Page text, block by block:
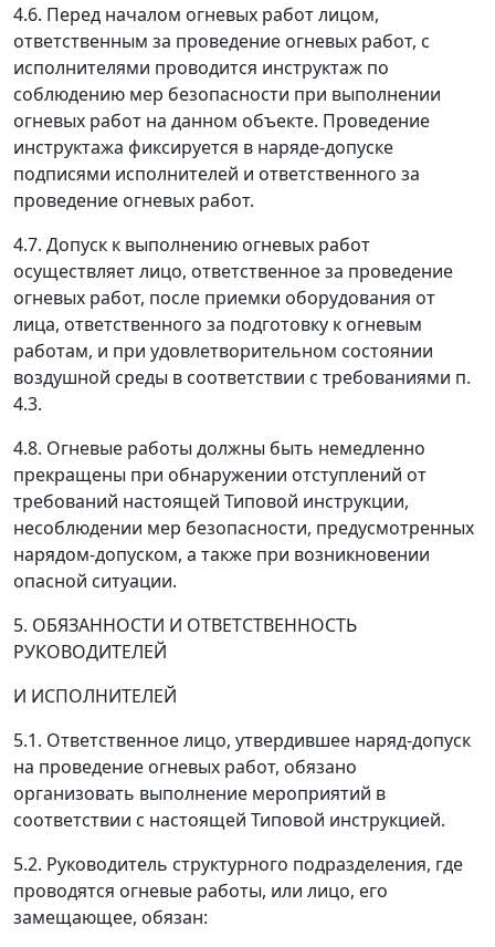
4.6. Перед началом огневых работ лицом,
ответственным за проведение огневых работ, с
исполнителями проводится инструктаж по
соблюдению мер безопасности при выполнении
огневых работ на данном объекте. Проведение
инструктажа фиксируется в наряде-допуске
подписями исполнителей и ответственного за
проведение огневых работ.
4.7. Допуск к выполнению огневых работ
осуществляет лицо, ответственное за проведение
огневых работ, после приемки оборудования от
лица, ответственного за подготовку к огневым
работам, и при удовлетворительном состоянии
воздушной среды в соответствии с требованиями п.
4.3.
4.8. Огневые работы должны быть немедленно
прекращены при обнаружении отступлений от
требований настоящей Типовой инструкции,
несоблюдении мер безопасности, предусмотренных
нарядом-допуском, а также при возникновении
опасной ситуации.
5. ОБЯЗАННОСТИ И ОТВЕТСТВЕННОСТЬ
РУКОВОДИТЕЛЕЙ
И ИСПОЛНИТЕЛЕЙ
5.1. Ответственное лицо, утвердившее наряд-допуск
на проведение огневых работ, обязано
организовать выполнение мероприятий в
соответствии с настоящей Типовой инструкцией.
5.2. Руководитель структурного подразделения, где
проводятся огневые работы, или лицо, его
замещающее, обязан: